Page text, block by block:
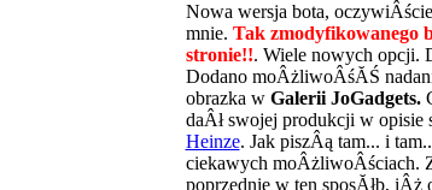
Nowa wersja bota,
mnie. Tak zmodyfikowanego
stronie!!. Wiele nowych opcji.
Dodano moÂżliwoÂśĂŚ
obrazka wGalerii JoGadgets.
daÂł swojej produkcji w opisie
Heinze. Jak piszÂą tam... i
ciekawych moÂżliwoÂściach.
poprzednie w ten sposĂłb,